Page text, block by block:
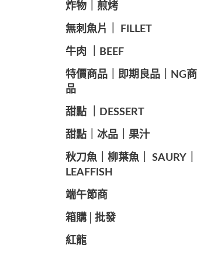
️炸物｜煎烤
️無刺魚片｜ FILLET
牛肉 ｜BEEF
️特價商品｜即期良品｜NG商
品
甜點 ｜DESSERT
️甜點｜冰品｜果汁
️秋刀魚｜柳葉魚｜ SAURY｜
LEAFFISH
️端午節商️
️箱購│批發
紅龍